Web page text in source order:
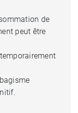
de
peut être